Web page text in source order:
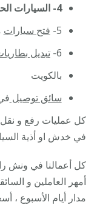
4- السيارات الحديثة .
5- فتح سيارات
6- تبديل
بالكويت
سائق توصيل
كل عمليات رفع و
في خدش او أذية
كل أعمالنا في ونش
أمهر العاملين و
مدار أيام الأسبوع ،